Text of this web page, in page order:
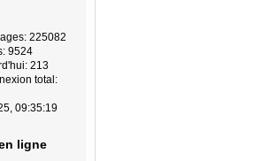
225082
9524
213
total:
09:35:19
ligne